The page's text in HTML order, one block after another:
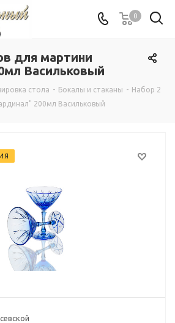
0
для мартини
Васильковый
стола - Бокалы и стаканы - Набор 2
200мл Васильковый